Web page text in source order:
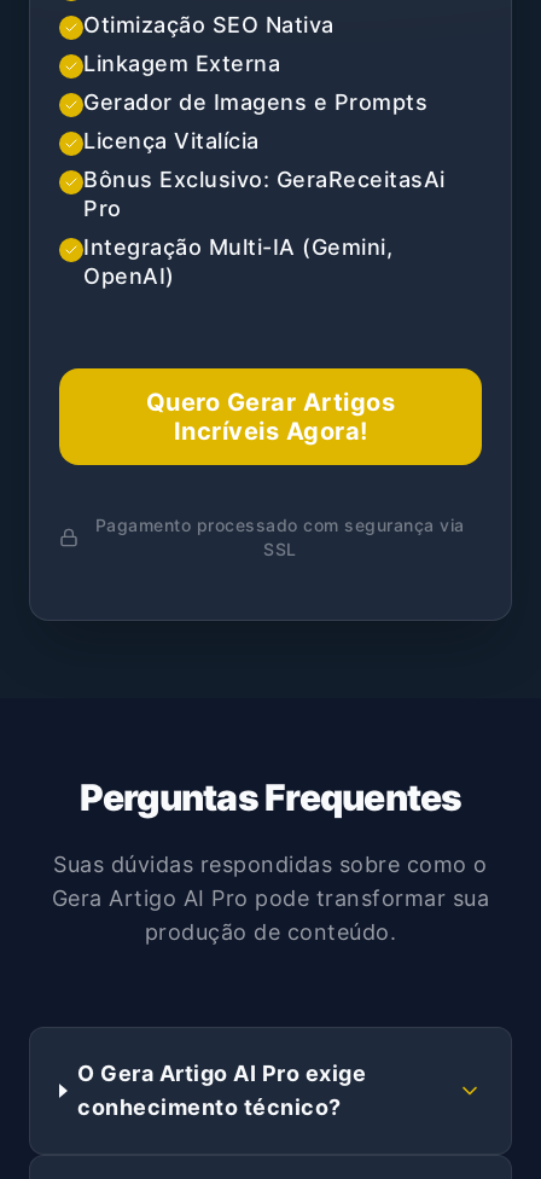
Otimização SEO Nativa
Linkagem Externa
Gerador de Imagens e Prompts
Licença Vitalícia
Bônus Exclusivo: GeraReceitasAi
Pro
Integração Multi-IA (Gemini,
OpenAI)
Quero Gerar Artigos
Incríveis Agora!
Pagamento processado com segurança via
SSL
Perguntas Frequentes
Suas dúvidas respondidas sobre como o
Gera Artigo AI Pro pode transformar sua
produção de conteúdo.
O Gera Artigo AI Pro exige
conhecimento técnico?